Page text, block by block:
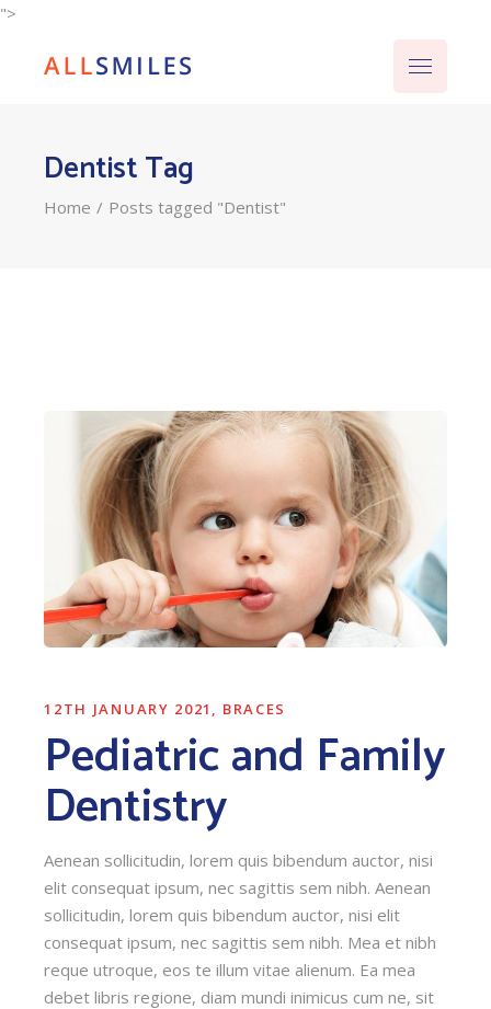
">
Dentist Tag
Home Posts tagged "Dentist"
12TH JANUARY 2021 BRACES
Pediatric and Family
Dentistry
Aenean sollicitudin, lorem quis bibendum auctor, nisi
elit consequat ipsum, nec sagittis sem nibh. Aenean
sollicitudin, lorem quis bibendum auctor, nisi elit
consequat ipsum, nec sagittis sem nibh. Mea et nibh
reque utroque, eos te illum vitae alienum. Ea mea
debet libris regione, diam mundi inimicus cum ne, sit